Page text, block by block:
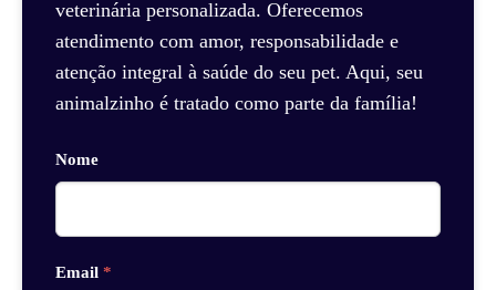
veterinária personalizada. Oferecemos
atendimento com amor, responsabilidade e
atenção integral à saúde do seu pet. Aqui, seu
animalzinho é tratado como parte da família!
Nome
Email *